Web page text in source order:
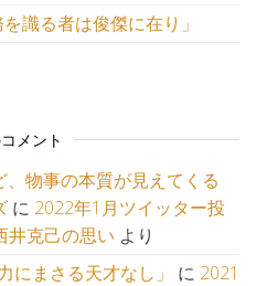
識る者は俊傑に在り」
メント
、物事の本質が見えてくる
に 2022年1月ツイッター投
井克己の思い より
にまさる天才なし」
に 2021